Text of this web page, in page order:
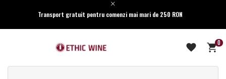
Transport gratuit pentru comenzi mai mari de 250 RON
0